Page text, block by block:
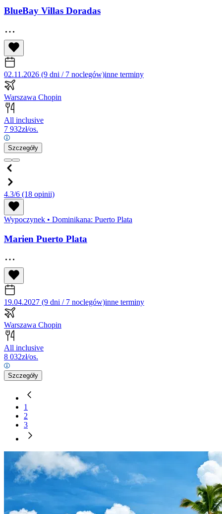
BlueBay Villas Doradas
02.11.2026 (9 dni / 7 noclegów)inne terminy
Warszawa Chopin
All inclusive
7 932zł/os.
Szczegóły
4.3/6 (18 opinii)
Wypoczynek • Dominikana: Puerto Plata
Marien Puerto Plata
19.04.2027 (9 dni / 7 noclegów)inne terminy
Warszawa Chopin
All inclusive
8 032zł/os.
Szczegóły
1
2
3